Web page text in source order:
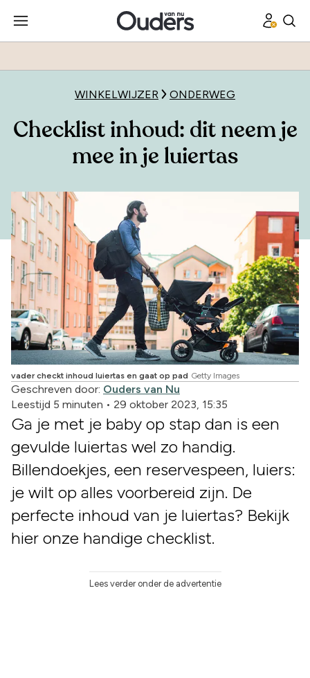
WINKELWIJZER ONDERWEG
Checklist inhoud: dit neem je
mee in je luiertas
vader checkt inhoud luiertas en gaat op pad Getty Images
Geschreven door: Ouders van Nu
Leestijd 5 minuten • 29 oktober 2023, 15:35
Ga je met je baby op stap dan is een
gevulde luiertas wel zo handig.
Billendoekjes, een reservespeen, luiers:
je wilt op alles voorbereid zijn. De
perfecte inhoud van je luiertas? Bekijk
hier onze handige checklist.
Lees verder onder de advertentie